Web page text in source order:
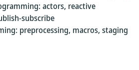
actors, reactive
subscribe
preprocessing, macros, staging